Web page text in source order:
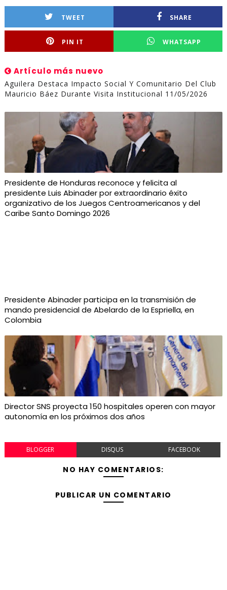
TWEET SHARE
PIN IT WHATSAPP
Artículo más nuevo
Aguilera Destaca Impacto Social Y Comunitario Del Club
Mauricio Báez Durante Visita Institucional 11/05/2026
Presidente de Honduras reconoce y felicita al
presidente Luis Abinader por extraordinario éxito
organizativo de los Juegos Centroamericanos y del
Caribe Santo Domingo 2026
Presidente Abinader participa en la transmisión de
mando presidencial de Abelardo de la Espriella, en
Colombia
Director SNS proyecta 150 hospitales operen con mayor
autonomía en los próximos dos años
BLOGGER DISQUS FACEBOOK
NO HAY COMENTARIOS:
PUBLICAR UN COMENTARIO